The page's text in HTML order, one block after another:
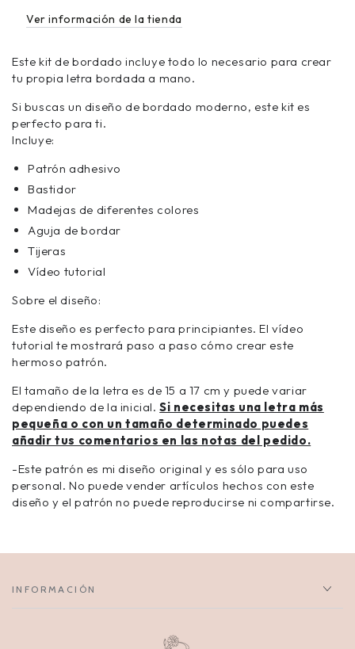
Ver información de la tienda
Este kit de bordado incluye todo lo necesario para crear
tu propia letra bordada a mano.
Si buscas un diseño de bordado moderno, este kit es
perfecto para ti.
Incluye:
Patrón adhesivo
Bastidor
Madejas de diferentes colores
Aguja de bordar
Tijeras
Vídeo tutorial
Sobre el diseño:
Este diseño es perfecto para principiantes. El vídeo
tutorial te mostrará paso a paso cómo crear este
hermoso patrón.
El tamaño de la letra es de 15 a 17 cm y puede variar
dependiendo de la inicial.Si necesitas una letra más
pequeña o con un tamaño determinado puedes
añadir tus comentarios en las notas del pedido.
-Este patrón es mi diseño original y es sólo para uso
personal. No puede vender artículos hechos con este
diseño y el patrón no puede reproducirse ni compartirse.
INFORMACIÓN